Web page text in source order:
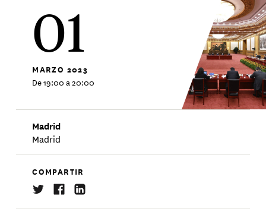
01
MARZO 2023
De 19:00 a 20:00
Madrid
Madrid
COMPARTIR